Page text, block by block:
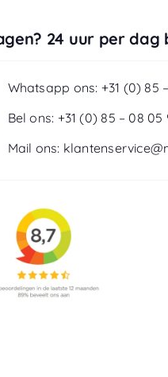
24 uur per dag
Whatsapp ons: +31 (0) 85
Bel ons: +31 (0) 85 – 08
Mail ons: